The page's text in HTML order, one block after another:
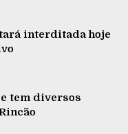
interditada hoje
tem diversos